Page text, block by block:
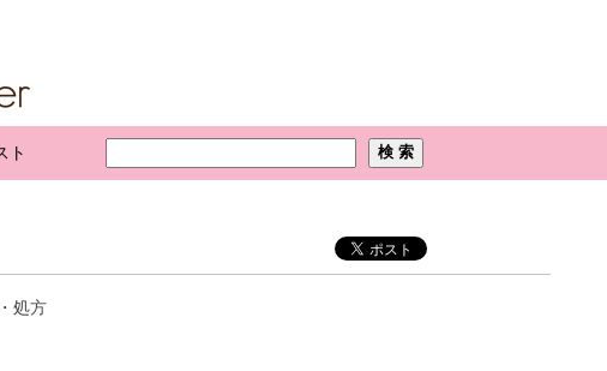
ト
処方